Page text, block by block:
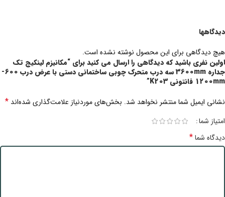
دیدگاهها
هیچ دیدگاهی برای این محصول نوشته نشده است.
اولین نفری باشید که دیدگاهی را ارسال می کنید برای “مکانیزم لینکیج تک
جداره 3600mm سه درب متحرک چوبی ساختمانی دستی با عرض درب 600-
1200mm فانتونی K203”
نشانی ایمیل شما منتشر نخواهد شد. بخش‌های موردنیاز علامت‌گذاری شده‌اند *
امتیاز شما
دیدگاه شما*